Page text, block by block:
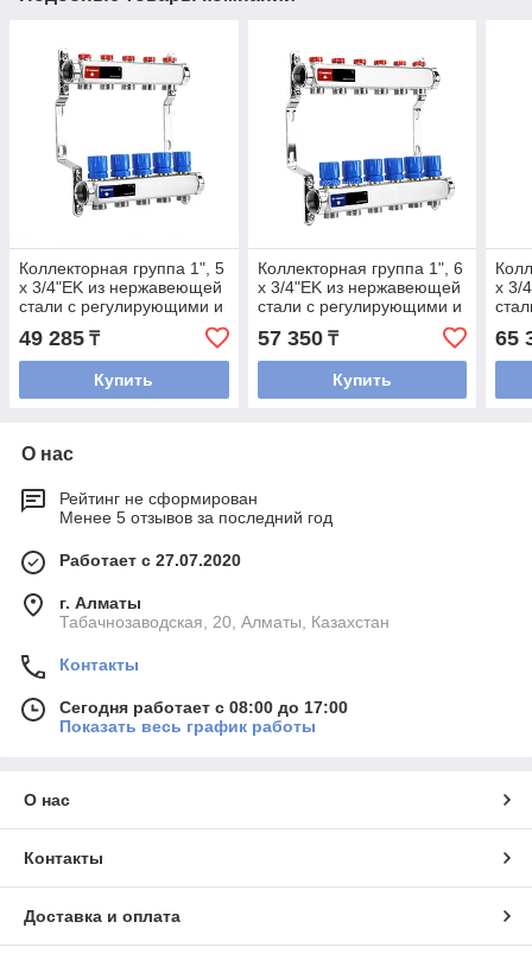
Коллекторная группа 1", 5
x 3/4"EK из нержавеющей
стали с регулирующими и
балансировочными
клапанами Varmega
49 285 ₸
Купить
Коллекторная группа 1", 6
x 3/4"EK из нержавеющей
стали с регулирующими и
балансировочными
клапанами Varmega
57 350₸
Купить
x 3/
65
О нас
Рейтинг не сформирован
Менее 5 отзывов за последний год
Работает с 27.07.2020
г. Алматы
Табачнозаводская, 20, Алматы, Казахстан
Контакты
Сегодня работает с 08:00 до 17:00
Показать весь график работы
О нас
Контакты
Доставка и оплата